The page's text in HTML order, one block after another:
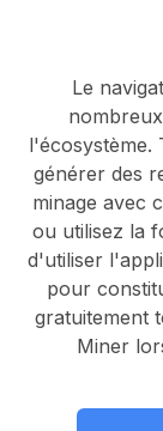
Le
l'écosystème.
générer des
minage avec
ou utilisez la
d'utiliser
pour
gratuitement
Miner